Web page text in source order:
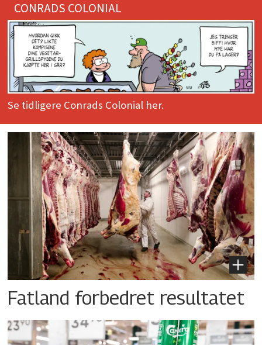
CONRADS COLONIAL
Se tidligere Conrads Colonial her.
Fatland forbedret resultatet